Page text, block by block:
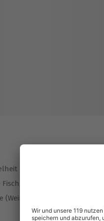
Fleisch oder Vegetarisch)
(Wein nach Wahl des